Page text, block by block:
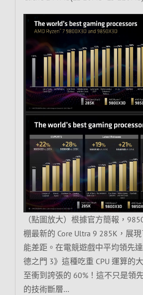
（點圖放大）根據官方簡報，
棚最新的 Core Ultra 9 285K，展
能差距。在電競遊戲中平均領先
德之門 3》這種吃重 CPU 運算的
至衝到誇張的 60%！這不只是領
的技術斷層…